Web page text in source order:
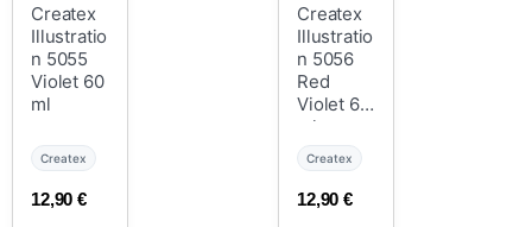
Createx
Illustratio
n 5055
Violet 60
ml
Createx
12,90€
Createx
Illustratio
n 5056
Red
Violet 60
ml
Createx
12,90€